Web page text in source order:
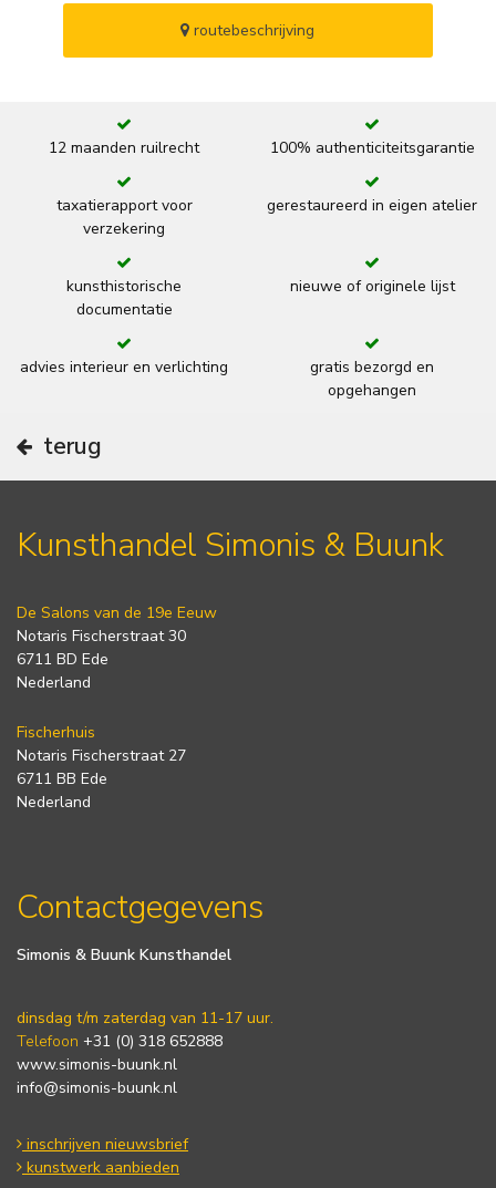
routebeschrijving
12 maanden ruilrecht 100% authenticiteitsgarantie
taxatierapport voor
verzekering
gerestaureerd in eigen atelier
kunsthistorische
documentatie
nieuwe of originele lijst
advies interieur en verlichting
gratis bezorgd en
opgehangen
terug
Kunsthandel Simonis & Buunk
De Salons van de 19e Eeuw
Notaris Fischerstraat 30
6711 BD Ede
Nederland
Fischerhuis
Notaris Fischerstraat 27
6711 BB Ede
Nederland
Contactgegevens
Simonis & Buunk Kunsthandel
dinsdag t/m zaterdag van 11-17 uur.
Telefoon +31 (0) 318 652888
www.simonis-buunk.nl
info@simonis-buunk.nl
inschrijven nieuwsbrief
kunstwerk aanbieden